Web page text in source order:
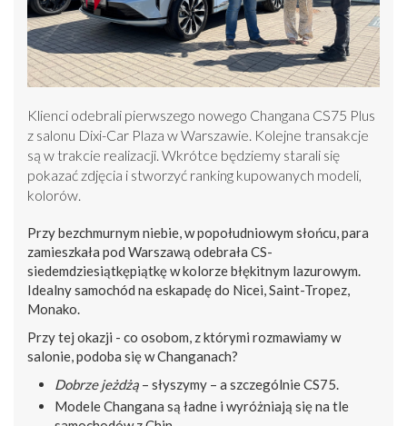
Klienci odebrali pierwszego nowego Changana CS75 Plus
z salonu Dixi-Car Plaza w Warszawie. Kolejne transakcje
są w trakcie realizacji. Wkrótce będziemy starali się
pokazać zdjęcia i stworzyć ranking kupowanych modeli,
kolorów.
Przy bezchmurnym niebie, w popołudniowym słońcu, para
zamieszkała pod Warszawą odebrała CS-
siedemdziesiątkępiątkę w kolorze błękitnym lazurowym.
Idealny samochód na eskapadę do Nicei, Saint-Tropez,
Monako.
Przy tej okazji - co osobom, z którymi rozmawiamy w
salonie, podoba się w Changanach?
Dobrze jeżdżą – słyszymy – a szczególnie CS75.
Modele Changana są ładne i wyróżniają się na tle